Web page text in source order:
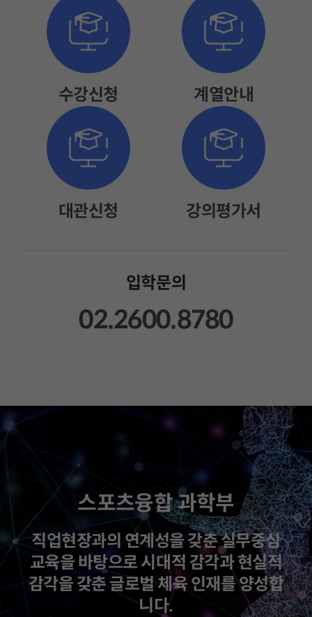
수강신청 계열안내
대관신청 강의평가서
입학문의
02.2600.8780
스포츠융합 과학부
직업현장과의 연계성을 갖춘 실무중심
교육을 바탕으로 시대적 감각과 현실적
감각을 갖춘 글로벌 체육 인재를 양성합
니다.